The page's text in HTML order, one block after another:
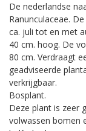
De nederlandse
Ranunculaceae.
ca. juli tot en met
40 cm. hoog. De
80 cm. Verdraagt
geadviseerde
verkrijgbaar.
Bosplant.
Deze plant is zeer
volwassen bomen